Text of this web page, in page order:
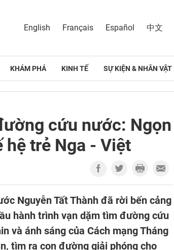
English Français Español 中文
KHÁM PHÁ KINH TẾ SỰ KIỆN & NHÂN VẬT
cứu nước: Ngọn
trẻ Nga - Việt
Nguyễn Tất Thành đã rời bến cảng
hành trình vạn dặm tìm đường cứu
và ánh sáng của Cách mạng Tháng
tìm ra con đường giải phóng cho